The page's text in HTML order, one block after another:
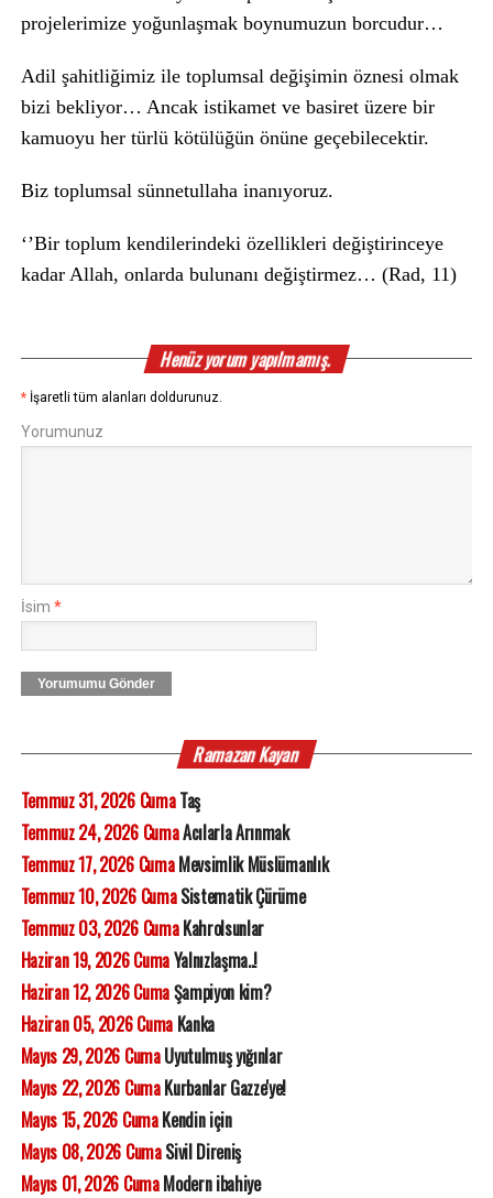
projelerimize yoğunlaşmak boynumuzun borcudur…
Adil şahitliğimiz ile toplumsal değişimin öznesi olmak
bizi bekliyor… Ancak istikamet ve basiret üzere bir
kamuoyu her türlü kötülüğün önüne geçebilecektir.
Biz toplumsal sünnetullaha inanıyoruz.
‘’Bir toplum kendilerindeki özellikleri değiştirinceye
kadar Allah, onlarda bulunanı değiştirmez… (Rad, 11)
Henüz yorum yapılmamış.
* İşaretli tüm alanları doldurunuz.
Yorumunuz
İsim *
Yorumumu Gönder
Ramazan Kayan
Temmuz 31, 2026 CumaTaş
Temmuz 24, 2026 CumaAcılarla Arınmak
Temmuz 17, 2026 CumaMevsimlik Müslümanlık
Temmuz 10, 2026 CumaSistematik Çürüme
Temmuz 03, 2026 CumaKahrolsunlar
Haziran 19, 2026 CumaYalnızlaşma..!
Haziran 12, 2026 CumaŞampiyon kim?
Haziran 05, 2026 CumaKanka
Mayıs 29, 2026 CumaUyutulmuş yığınlar
Mayıs 22, 2026 CumaKurbanlar Gazze'ye!
Mayıs 15, 2026 CumaKendin için
Mayıs 08, 2026 CumaSivil Direniş
Mayıs 01, 2026 CumaModern ibahiye